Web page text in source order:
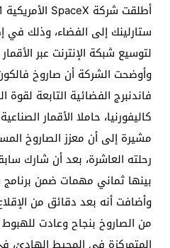
ستارلينك إلى الفضاء، وذلك في
لتوسيع شبكة الإنترنت عبر
فاندنبرج الفضائية التابعة لقوة
كاليفورنيا، حاملا الأقمار
مشيرة إلى أن معزز الصاروخ
رحلته العاشرة، بعد أن شارك
بينها ثماني مهمات ضمن برنامج
وأضافت أنه بعد دقائق من
من الصاروخ بنجاح وعادت